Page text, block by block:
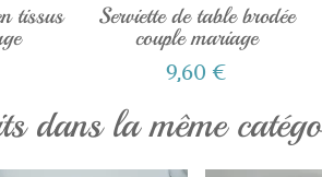
tissus
Serviette de table brodée
couple mariage
9,60 €
dans la même